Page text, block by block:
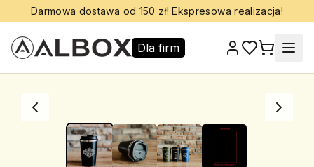
Darmowa dostawa od 150 zł! Ekspresowa realizacja!
Dla firm